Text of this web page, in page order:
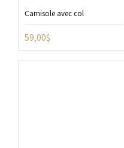
Camisole avec col
59,00$